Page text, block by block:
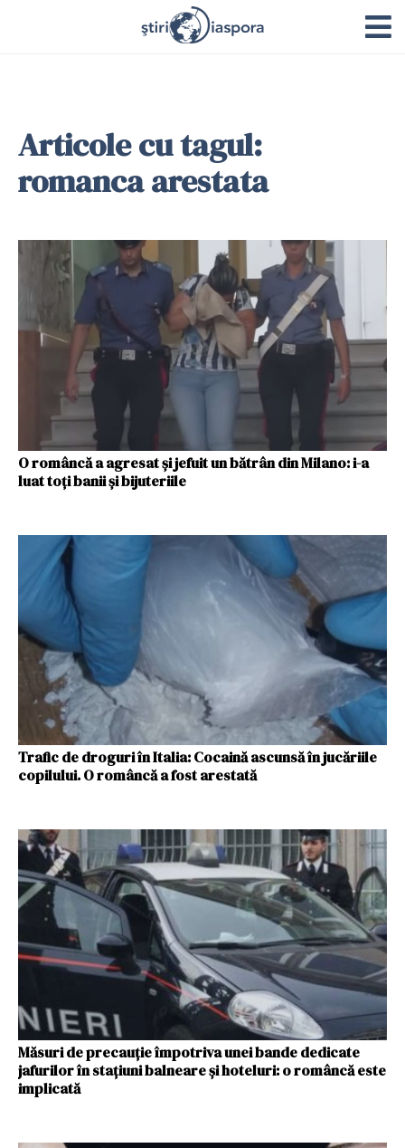
Articole cu tagul:
romanca arestata
O româncă a agresat și jefuit un bătrân din Milano: i-a
luat toți banii și bijuteriile
Trafic de droguri în Italia: Cocaină ascunsă în jucăriile
copilului. O româncă a fost arestată
Măsuri de precauție împotriva unei bande dedicate
jafurilor în stațiuni balneare și hoteluri: o româncă este
implicată